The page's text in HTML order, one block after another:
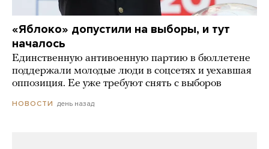
«Яблоко» допустили на выборы, и тут
началось
Единственную антивоенную партию в бюллетене
поддержали молодые люди в соцсетях и уехавшая
оппозиция. Ее уже требуют снять с выборов
НОВОСТИ день назад